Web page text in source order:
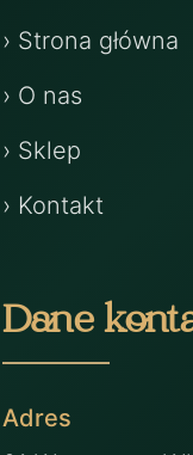
› Strona główna
› O nas
› Sklep
› Kontakt
Dane
Adres